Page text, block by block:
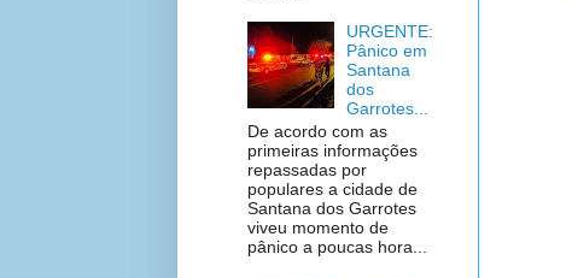
URGENTE:
Pânico em
Santana
dos
Garrotes...
De acordo com as
primeiras informações
repassadas por
populares a cidade de
Santana dos Garrotes
viveu momento de
pânico a poucas hora...